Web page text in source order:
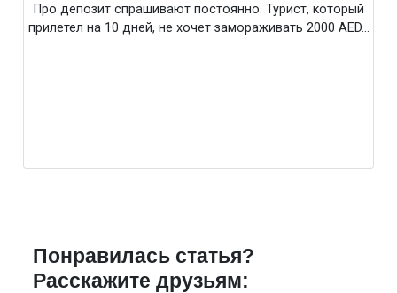
Про депозит спрашивают постоянно. Турист, который
прилетел на 10 дней, не хочет замораживать 2000 AED…
Понравилась статья?
Расскажите друзьям: